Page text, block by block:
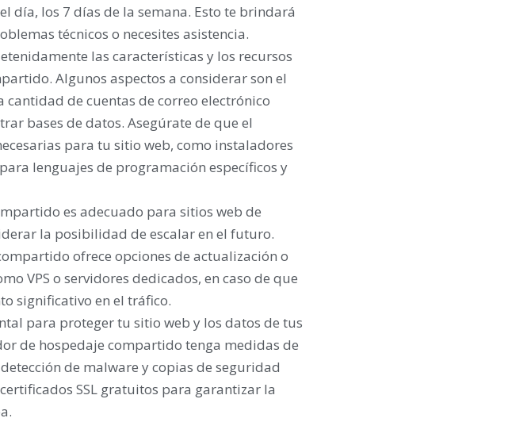
día, los 7 días de la semana. Esto te brindará
técnicos o necesites asistencia.
las características y los recursos
Algunos aspectos a considerar son el
cantidad de cuentas de correo electrónico
bases de datos. Asegúrate de que el
para tu sitio web, como instaladores
lenguajes de programación específicos y
es adecuado para sitios web de
la posibilidad de escalar en el futuro.
ofrece opciones de actualización o
VPS o servidores dedicados, en caso de que
significativo en el tráfico.
para proteger tu sitio web y los datos de tus
de hospedaje compartido tenga medidas de
de malware y copias de seguridad
SSL gratuitos para garantizar la